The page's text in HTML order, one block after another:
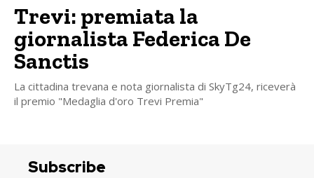
Trevi: premiata la
giornalista Federica De
Sanctis
La cittadina trevana e nota giornalista di SkyTg24, riceverà
il premio "Medaglia d'oro Trevi Premia"
Subscribe